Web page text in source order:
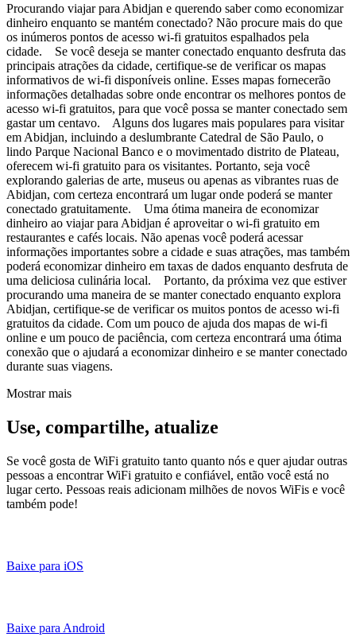
Procurando viajar para Abidjan e querendo saber como economizar
dinheiro enquanto se mantém conectado? Não procure mais do que
os inúmeros pontos de acesso wi-fi gratuitos espalhados pela
cidade. Se você deseja se manter conectado enquanto desfruta das
principais atrações da cidade, certifique-se de verificar os mapas
informativos de wi-fi disponíveis online. Esses mapas fornecerão
informações detalhadas sobre onde encontrar os melhores pontos de
acesso wi-fi gratuitos, para que você possa se manter conectado sem
gastar um centavo. Alguns dos lugares mais populares para visitar
em Abidjan, incluindo a deslumbrante Catedral de São Paulo, o
lindo Parque Nacional Banco e o movimentado distrito de Plateau,
oferecem wi-fi gratuito para os visitantes. Portanto, seja você
explorando galerias de arte, museus ou apenas as vibrantes ruas de
Abidjan, com certeza encontrará um lugar onde poderá se manter
conectado gratuitamente. Uma ótima maneira de economizar
dinheiro ao viajar para Abidjan é aproveitar o wi-fi gratuito em
restaurantes e cafés locais. Não apenas você poderá acessar
informações importantes sobre a cidade e suas atrações, mas também
poderá economizar dinheiro em taxas de dados enquanto desfruta de
uma deliciosa culinária local. Portanto, da próxima vez que estiver
procurando uma maneira de se manter conectado enquanto explora
Abidjan, certifique-se de verificar os muitos pontos de acesso wi-fi
gratuitos da cidade. Com um pouco de ajuda dos mapas de wi-fi
online e um pouco de paciência, com certeza encontrará uma ótima
conexão que o ajudará a economizar dinheiro e se manter conectado
durante suas viagens.
Mostrar mais
Use, compartilhe, atualize
Se você gosta de WiFi gratuito tanto quanto nós e quer ajudar outras
pessoas a encontrar WiFi gratuito e confiável, então você está no
lugar certo. Pessoas reais adicionam milhões de novos WiFis e você
também pode!
Baixe para iOS
Baixe para Android